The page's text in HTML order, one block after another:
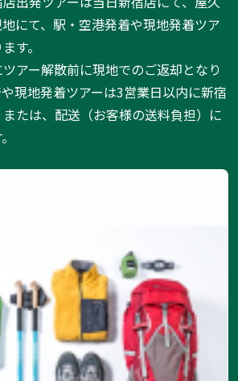
にて、駅・空港発着や現地発着ツア
す。
アー解散前に現地でのご返却となり
現地発着ツアーは3営業日以内に新宿
たは、配送（お客様の送料負担）に